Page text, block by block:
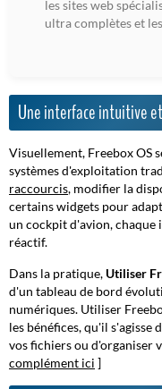
les sites web
ultra complètes et
Une interface intuitive
Visuellement, Freebox OS
systèmes d'exploitation
raccourcis, modifier la
certains widgets pour
un cockpit d'avion, chaque
réactif.
Dans la pratique,Utiliser
d'un tableau de bord
numériques. Utiliser
les bénéfices, qu'il s'agisse
vos fichiers ou d'organiser
complément ici ]